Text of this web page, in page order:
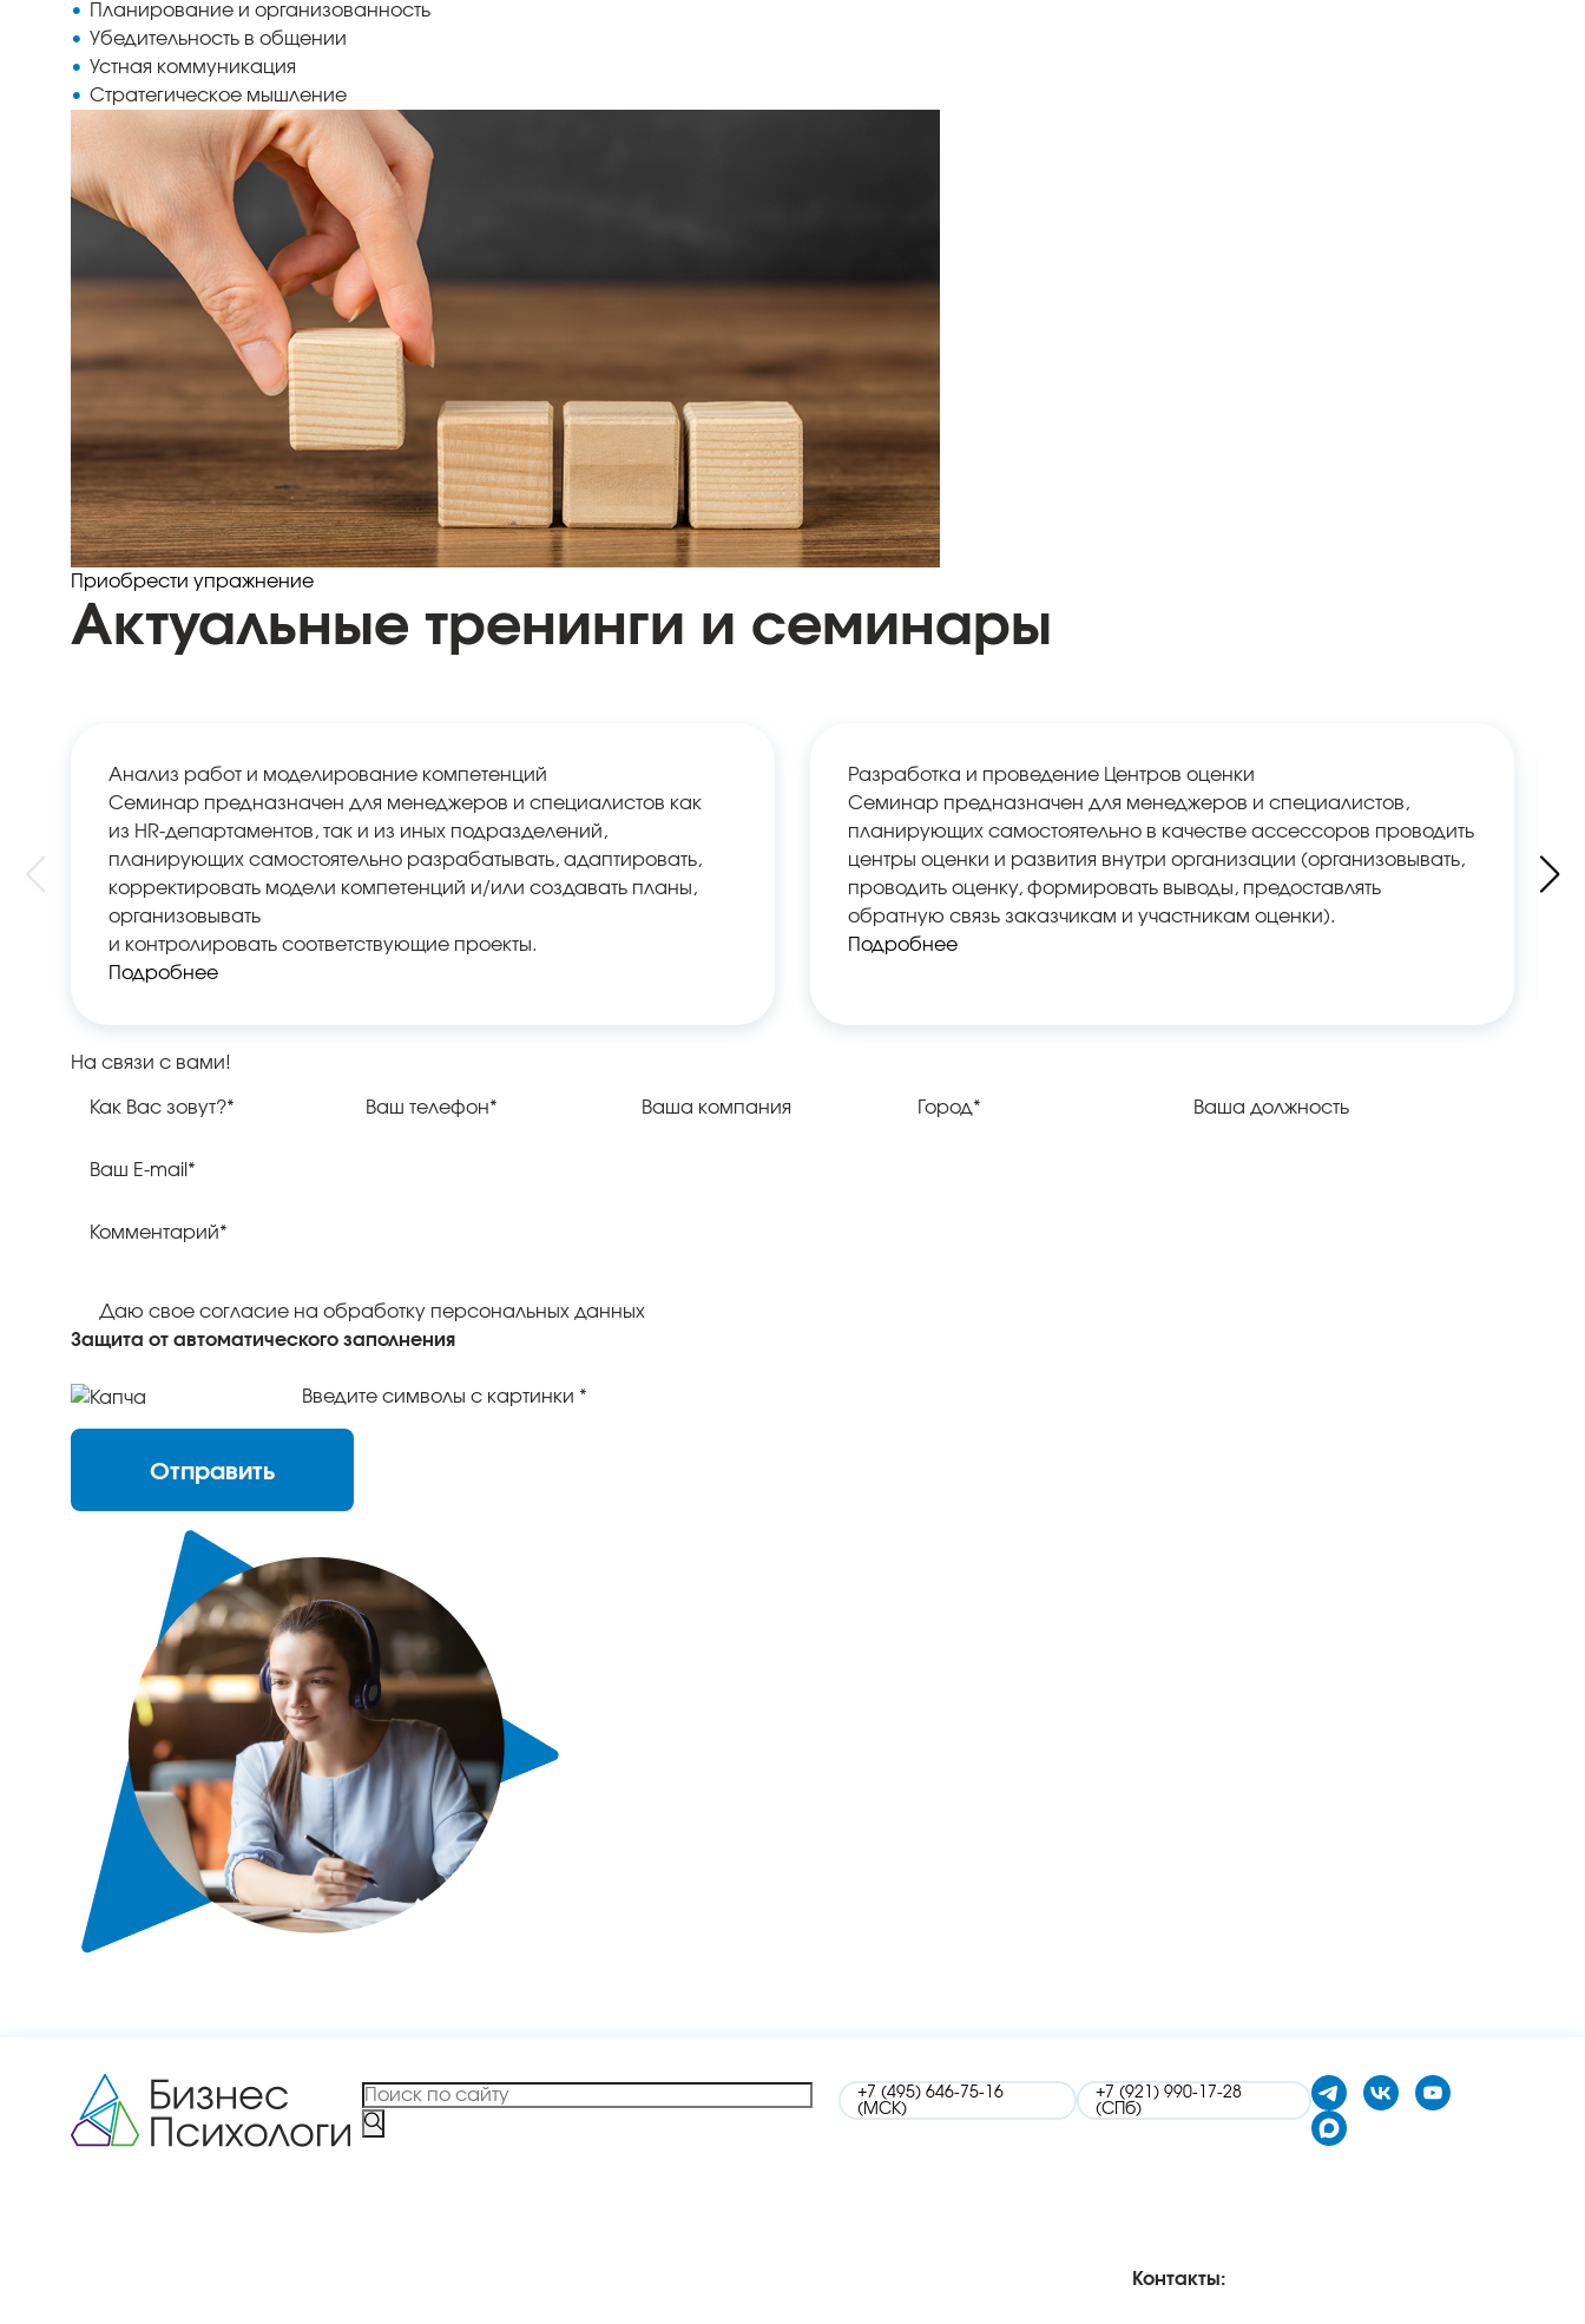
Планирование и организованность
Убедительность в общении
Устная коммуникация
Стратегическое мышление
Приобрести упражнение
Актуальные тренинги и семинары
Анализ работ и моделирование компетенций
Семинар предназначен для менеджеров и специалистов как
из HR-департаментов, так и из иных подразделений,
планирующих самостоятельно разрабатывать, адаптировать,
корректировать модели компетенций и/или создавать планы,
организовывать
и контролировать соответствующие проекты.
Подробнее
Разработка и проведение Центров оценки
Семинар предназначен для менеджеров и специалистов,
планирующих самостоятельно в качестве аcсесcоров проводить
центры оценки и развития внутри организации (организовывать,
проводить оценку, формировать выводы, предоставлять
обратную связь заказчикам и участникам оценки).
Подробнее
На связи с вами!
Даю свое согласие на обработку персональных данных
Защита от автоматического заполнения
Отправить
+7 (495) 646-75-16
(МСК)
+7 (921) 990-17-28
(СПб)
Контакты: